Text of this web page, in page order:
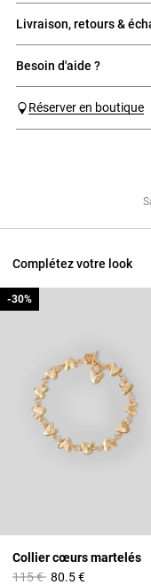
livraison, retours &
besoin d'aide ?
Réserver en boutique
Complétez votre look
Collier cœurs martelés
Prix réduit à partir de
115 €à
-30%
80.5 €
-30%